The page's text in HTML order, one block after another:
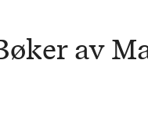
av